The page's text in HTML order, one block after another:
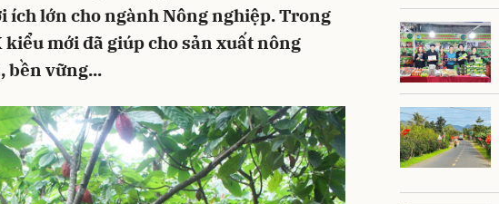
ích lớn cho ngành Nông nghiệp. Trong
kiểu mới đã giúp cho sản xuất nông
bền vững...